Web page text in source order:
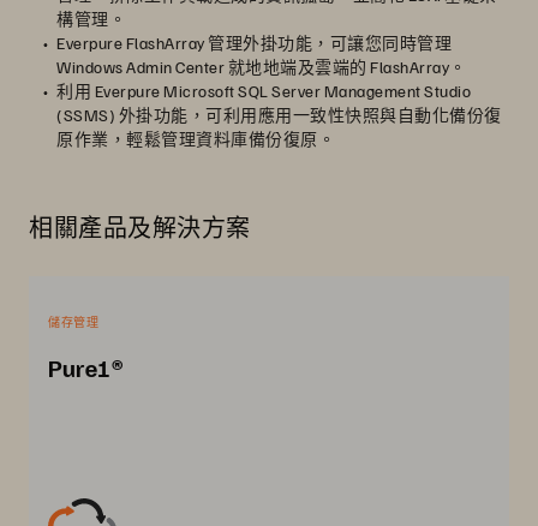
構管理。
Everpure FlashArray 管理外掛功能，可讓您同時管理
Windows Admin Center 就地地端及雲端的 FlashArray。
利用 Everpure Microsoft SQL Server Management Studio
(SSMS) 外掛功能，可利用應用一致性快照與自動化備份復
原作業，輕鬆管理資料庫備份復原。
相關產品及解決方案
儲存管理
Pure1®